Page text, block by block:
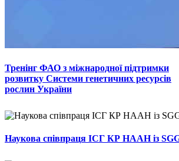
Тренінг ФАО з міжнародної підтримки
розвитку Системи генетичних ресурсів
рослин України
Наукова співпраця ІСГ КР НААН із